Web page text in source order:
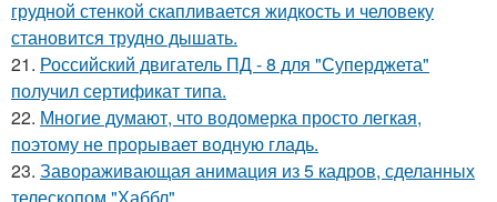
грудной стенкой скапливается жидкость и человеку
становится трудно дышать.
21. Российский двигатель ПД - 8 для "Суперджета"
получил сертификат типа.
22. Многие думают, что водомерка просто легкая,
поэтому не прорывает водную гладь.
23. Завораживающая анимация из 5 кадров, сделанных